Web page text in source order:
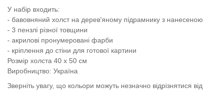
У набір входить:
- бавовняний холст на дерев'яному підрамнику з
- 3 пензлі різної товщини
- акрилові пронумеровані фарби
- кріплення до стіни для готової картини
Розмір холста 40 х 50 см
Виробництво: Україна
Зверніть увагу, що кольори можуть незначно відрізнятися